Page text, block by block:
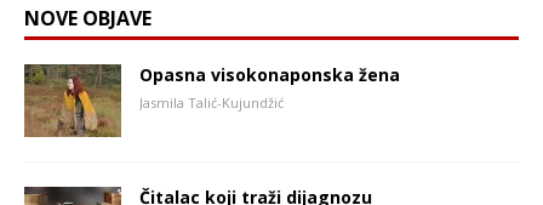
NOVE OBJAVE
Opasna visokonaponska žena
Jasmila Talić-Kujundžić
Čitalac koji traži dijagnozu